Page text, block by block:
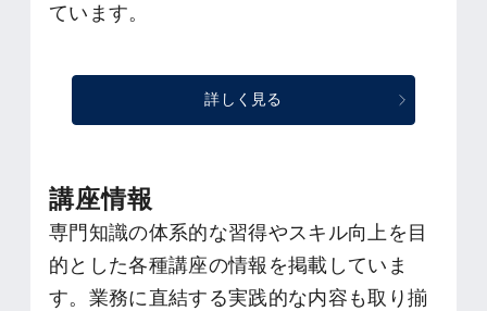
ています。
詳しく見る
講座情報
専門知識の体系的な習得やスキル向上を目
的とした各種講座の情報を掲載していま
す。業務に直結する実践的な内容も取り揃